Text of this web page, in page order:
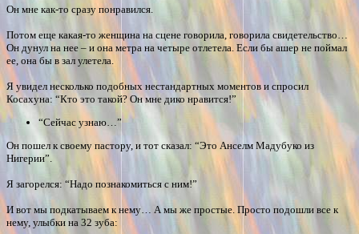
Он мне как-то сразу понравился.
Потом еще какая-то женщина на сцене говорила, говорила свидетельство…
Он дунул на нее – и она метра на четыре отлетела. Если бы ашер не поймал
ее, она бы в зал улетела.
Я увидел несколько подобных нестандартных моментов и спросил
Косахуна: “Кто это такой? Он мне дико нравится!”
“Сейчас узнаю…”
Он пошел к своему пастору, и тот сказал: “Это Анселм Мадубуко из
Нигерии”.
Я загорелся: “Надо познакомиться с ним!”
И вот мы подкатываем к нему… А мы же простые. Просто подошли все к
нему, улыбки на 32 зуба: